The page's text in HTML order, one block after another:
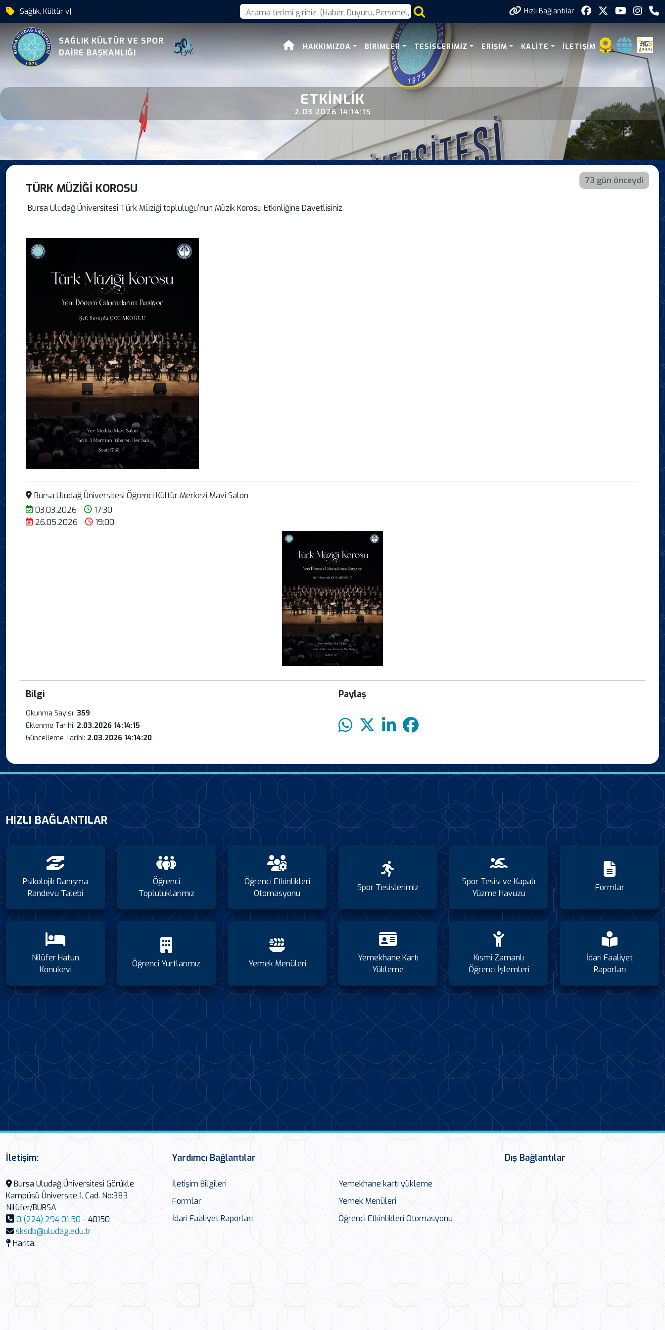
Sağlık, Kültür ve Spor Dair Hızlı Bağlantılar
SAĞLIK KÜLTÜR VE SPOR
DAİRE BAŞKANLIĞI
HAKKIMIZDA BİRİMLER TESİSLERİMİZ ERİŞİM KALİTE İLETİŞİM
Turk Muzigi Korosu
ETKINLIK
2.03.2026 14:14:15
73 gün önceydi
TÜRK MÜZİĞİ KOROSU
Bursa Uludağ Üniversitesi Türk Müziği topluluğu'nun Müzik Korosu Etkinliğine Davetlisiniz.
Bursa Uludağ Üniversitesi Öğrenci Kültür Merkezi Mavi Salon
03.03.2026
17:30
26.05.2026
19:00
Bilgi
Okunma Sayısı: 359
Eklenme Tarihi: 2.03.2026 14:14:15
Güncelleme Tarihi: 2.03.2026 14:14:20
Paylaş
HIZLI BAĞLANTILAR
Psikolojik Danışma
Randevu Talebi
Öğrenci
Topluluklarımız
Öğrenci Etkinlikleri
Otomasyonu
Spor Tesislerimiz
Spor Tesisi ve Kapalı
Yüzme Havuzu
Formlar
Nilüfer Hatun
Konukevi
Öğrenci Yurtlarımız Yemek Menüleri
Yemekhane Kartı
Yükleme
Kısmi Zamanlı
Öğrenci İşlemleri
İdari Faaliyet
Raporları
İletişim:
Bursa Uludağ Üniversitesi Görükle
Kampüsü Üniversite 1. Cad. No:383
Nilüfer/BURSA
0 (224) 294 01 50 - 40150
sksdb@uludag.edu.tr
Harita:
Yardımcı Bağlantılar
İletişim Bilgileri
Formlar
İdari Faaliyet Raporları
Yemekhane kartı yükleme
Yemek Menüleri
Öğrenci Etkinlikleri Otomasyonu
Dış Bağlantılar